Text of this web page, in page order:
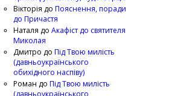
Вікторія до Пояснення, поради
до Причастя
Наталя до Акафіст до святителя
Миколая
Дмитро до Під Твою милість
(давньоукраїнського
обихідного наспіву)
Роман до Під Твою милість
(давньоукраїнського